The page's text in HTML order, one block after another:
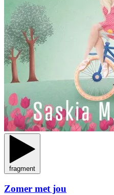
fragment
Zomer met jou